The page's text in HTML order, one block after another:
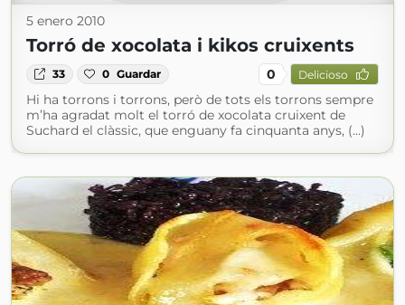
5 enero 2010
Torró de xocolata i kikos cruixents
33 0 Guardar 0 Delicioso
Hi ha torrons i torrons, però de tots els torrons sempre
m’ha agradat molt el torró de xocolata cruixent de
Suchard el clàssic, que enguany fa cinquanta anys, (...)